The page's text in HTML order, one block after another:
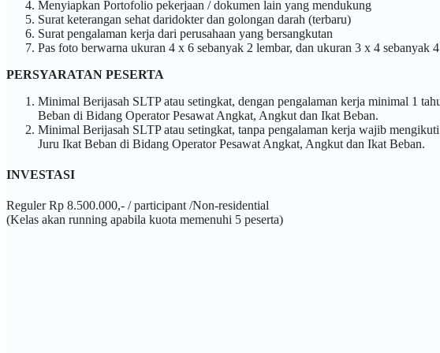
Menyiapkan Portofolio pekerjaan / dokumen lain yang mendukung
Surat keterangan sehat daridokter dan golongan darah (terbaru)
Surat pengalaman kerja dari perusahaan yang bersangkutan
Pas foto berwarna ukuran 4 x 6 sebanyak 2 lembar, dan ukuran 3 x 4 sebanyak 4
PERSYARATAN PESERTA
Minimal Berijasah SLTP atau setingkat, dengan pengalaman kerja minimal 1
Beban di Bidang Operator Pesawat Angkat, Angkut dan Ikat Beban.
Minimal Berijasah SLTP atau setingkat, tanpa pengalaman kerja wajib
Juru Ikat Beban di Bidang Operator Pesawat Angkat, Angkut dan Ikat Beban.
INVESTASI
Reguler Rp 8.500.000,- / participant /Non-residential
(Kelas akan running apabila kuota memenuhi 5 peserta)